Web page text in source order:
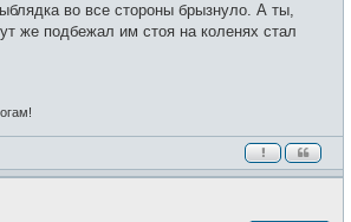
во все стороны брызнуло. А ты,
же подбежал им стоя на коленях стал